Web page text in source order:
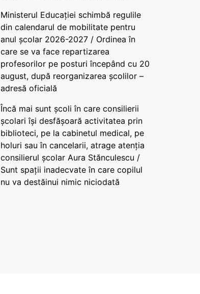
Ministerul Educației schimbă regulile
din calendarul de mobilitate pentru
anul școlar 2026-2027 / Ordinea în
care se va face repartizarea
profesorilor pe posturi începând cu 20
august, după reorganizarea școlilor –
adresă oficială
Încă mai sunt școli în care consilierii
școlari își desfășoară activitatea prin
biblioteci, pe la cabinetul medical, pe
holuri sau în cancelarii, atrage atenția
consilierul școlar Aura Stănculescu /
Sunt spații inadecvate în care copilul
nu va destăinui nimic niciodată